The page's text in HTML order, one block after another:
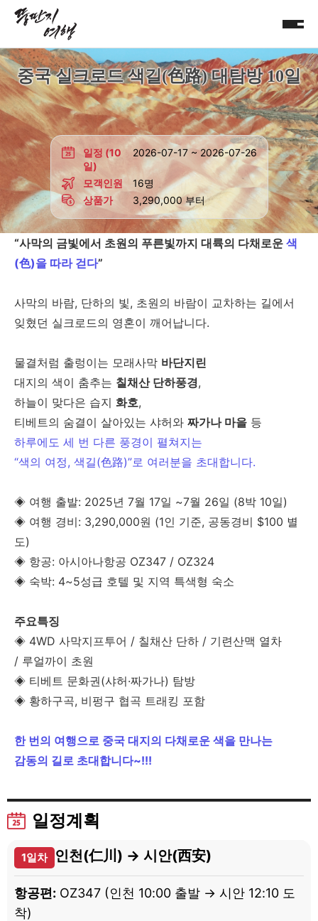
중국 실크로드 색길(色路) 대탐방 10일
일정 (10
일)
2026-07-17 ~ 2026-07-26
모객인원
16명
상품가
3,290,000 부터
“사막의 금빛에서 초원의 푸른빛까지 대륙의 다채로운 색
(色)을 따라 걷다”
사막의 바람, 단하의 빛, 초원의 바람이 교차하는 길에서
잊혔던 실크로드의 영혼이 깨어납니다.
물결처럼 출렁이는 모래사막 바단지린
대지의 색이 춤추는 칠채산 단하풍경,
하늘이 맞다은 습지 화호,
티베트의 숨결이 살아있는 샤허와 짜가나 마을 등
하루에도 세 번 다른 풍경이 펼쳐지는
“색의 여정, 색길(色路)”로 여러분을 초대합니다.
◈ 여행 출발: 2025년 7월 17일 ~7월 26일 (8박 10일)
◈ 여행 경비: 3,290,000원 (1인 기준, 공동경비 $100 별
도)
◈ 항공: 아시아나항공 OZ347 / OZ324
◈ 숙박: 4~5성급 호텔 및 지역 특색형 숙소
주요특징
◈ 4WD 사막지프투어 / 칠채산 단하 / 기련산맥 열차
/ 루얼까이 초원
◈ 티베트 문화권(샤허·짜가나) 탐방
◈ 황하구곡, 비펑구 협곡 트래킹 포함
한 번의 여행으로 중국 대지의 다채로운 색을 만나는
감동의 길로 초대합니다~!!!
일정계획
1일차 인천(仁川) → 시안(西安)
항공편: OZ347 (인천 10:00 출발 → 시안 12:10 도
착)